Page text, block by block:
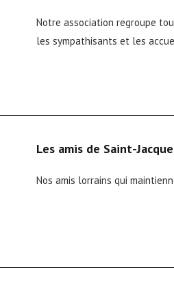
Notre association regroupe
les sympathisants et les
Les amis de Saint-
Nos amis lorrains qui